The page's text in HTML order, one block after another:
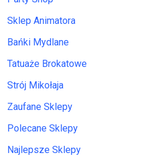
Sklep Animatora
Bańki Mydlane
Tatuaże Brokatowe
Strój Mikołaja
Zaufane Sklepy
Polecane Sklepy
Najlepsze Sklepy